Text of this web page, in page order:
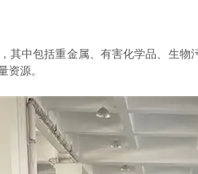
其中包括重金属、有害化学品、生
资源。